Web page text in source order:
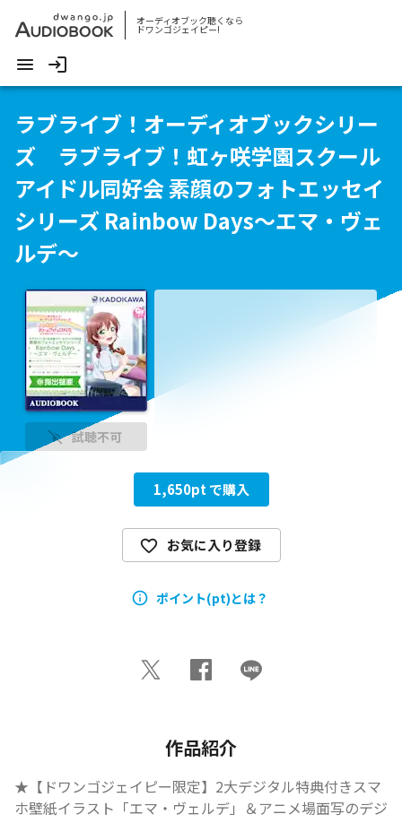
オーディオブック聴くなら
ドワンゴジェイピー!
ラブライブ！オーディオブックシリー
ズ ラブライブ！虹ヶ咲学園スクール
アイドル同好会 素顔のフォトエッセイ
シリーズ Rainbow Days～エマ・ヴェ
ルデ～
試聴不可
1,650pt で購入
お気に入り登録
ポイント(pt)とは？
作品紹介
★【ドワンゴジェイピー限定】2大デジタル特典付きスマ
ホ壁紙イラスト「エマ・ヴェルデ」＆アニメ場面写のデジ